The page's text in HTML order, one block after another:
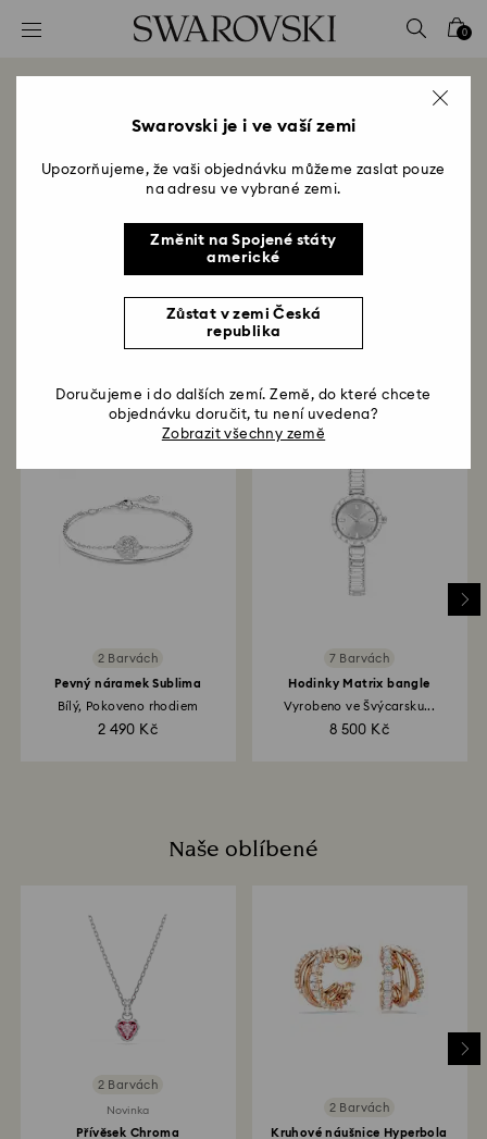
Seznam přístupových kódů 0
Okamžik pominul. Naše akce již
skončila.
Title:
Přihlaste se k odběru newsletteru níže.
Registrovat se
Naše oblíbené
2 Barvách
Pevný náramek Sublima
Bílý, Pokoveno rhodiem
2 490 Kč
7 Barvách
Hodinky Matrix bangle
Vyrobeno ve Švýcarsku...
8 500 Kč
Naše oblíbené
2 Barvách
Novinka
Přívěsek Chroma
2 Barvách
Kruhové náušnice Hyperbola
Swarovski je i ve vaší zemi
Upozorňujeme, že vaši objednávku můžeme zaslat pouze
na adresu ve vybrané zemi.
Změnit na Spojené státy
americké
Zůstat v zemi Česká
republika
Doručujeme i do dalších zemí. Země, do které chcete
objednávku doručit, tu není uvedena?
Zobrazit všechny země